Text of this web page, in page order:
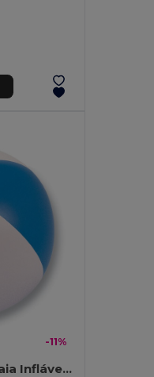
-11%
PLAYTIME Bola de Praia Inflável com Listras Coloridas